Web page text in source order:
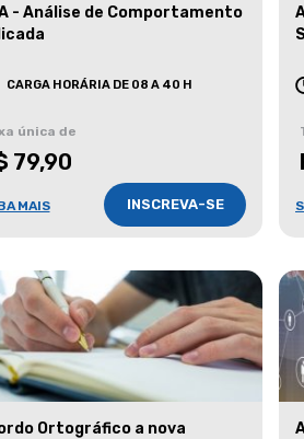
- Análise de Comportamento
CARGA HORÁRIA DE 08 A 40 H
única de
79,90
MAIS INSCREVA-SE
Ortográfico a nova